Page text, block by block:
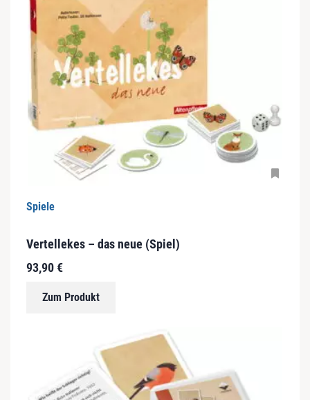
Spiele
Vertellekes – das neue (Spiel)
93,90€
Zum Produkt